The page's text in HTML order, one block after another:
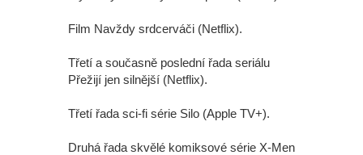
Film Navždy srdcerváči (Netflix).
Třetí a současně poslední řada seriálu
Přežijí jen silnější (Netflix).
Třetí řada sci-fi série Silo (Apple TV+).
Druhá řada skvělé komiksové série X-Men